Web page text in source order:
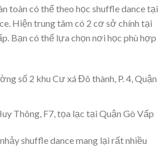
toàn có thể theo học shuffle dance tại
Hiện trung tâm có 2 cơ sở chính tại
Bạn có thể lựa chọn nơi học phù hợp
số 2 khu Cư xá Đô thành, P. 4, Quận
Thông, F7, tọa lạc tại Quận Gò Vấp
shuffle dance mang lại rất nhiều